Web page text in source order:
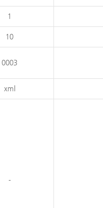
1
10
0003
xml
-